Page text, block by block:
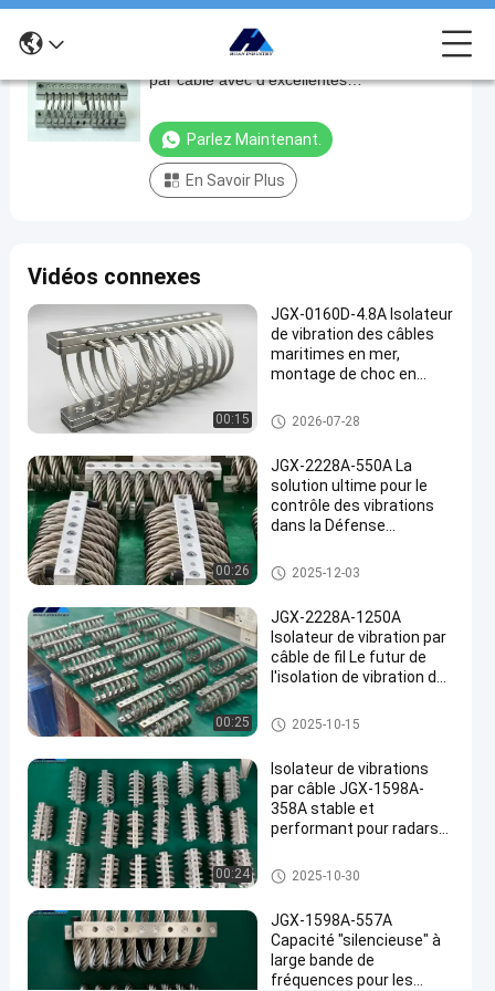
JGX-
0320A-
13.5A
câble
avec
d'excellentes
caractéristiques
élastiques
et
d'amortissement
Amortisseur
de vibration de
câble
métallique
2025-
05-28
17
points
Parlez
Maintenant.
Amortisseur
de
vibrations
#
Amortissement
de câbles
métalliques
#
Amortisseur
de
de câbles
JGX-0320A-13.5A Isolateur de vibration
par câble avec d'excellentes
d'amortissement
Parlez Maintenant.
En Savoir Plus
Vidéos connexes
00:15
JGX-0160D-4.8A Isolateur
de vibration des câbles
maritimes en mer,
montage de choc en
maintenance
Amortisseur de vibration de câ
ble métallique
2026-07-28
00:26
JGX-2228A-550A La
solution ultime pour le
contrôle des vibrations
dans la Défense
industrielle de pointe
Amortisseur de vibration de câ
ble métallique
2025-12-03
00:25
JGX-2228A-1250A
Isolateur de vibration par
câble de fil Le futur de
l'isolation de vibration des
Amortisseur de vibration de câ
ble métallique
2025-10-15
00:24
Isolateur de vibrations
par câble JGX-1598A-
358A stable et
performant pour radars
équipements de
navigation
Amortisseur de vibration de câ
ble métallique
2025-10-30
JGX-1598A-557A
Capacité "silencieuse" à
large bande de
fréquences pour les